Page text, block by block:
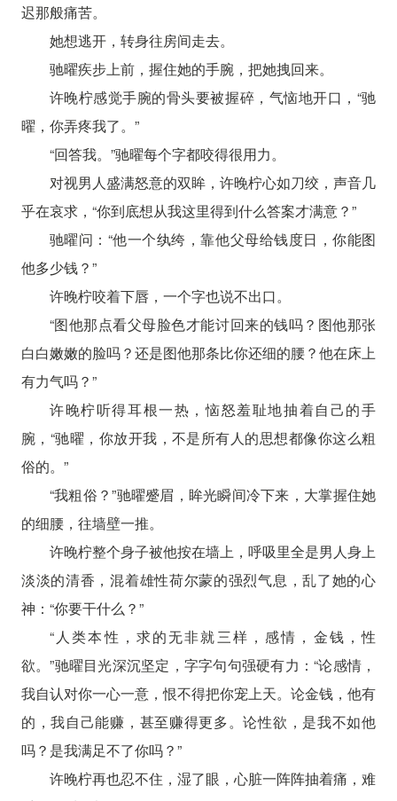
迟那般痛苦。
她想逃开，转身往房间走去。
驰曜疾步上前，握住她的手腕，把她拽回来。
许晚柠感觉手腕的骨头要被握碎，气恼地开口，“驰
曜，你弄疼我了。”
“回答我。”驰曜每个字都咬得很用力。
对视男人盛满怒意的双眸，许晚柠心如刀绞，声音几
乎在哀求，“你到底想从我这里得到什么答案才满意？”
驰曜问：“他一个纨绔，靠他父母给钱度日，你能图
他多少钱？”
许晚柠咬着下唇，一个字也说不出口。
“图他那点看父母脸色才能讨回来的钱吗？图他那张
白白嫩嫩的脸吗？还是图他那条比你还细的腰？他在床上
有力气吗？”
许晚柠听得耳根一热，恼怒羞耻地抽着自己的手
腕，“驰曜，你放开我，不是所有人的思想都像你这么粗
俗的。”
“我粗俗？”驰曜蹙眉，眸光瞬间冷下来，大掌握住她
的细腰，往墙壁一推。
许晚柠整个身子被他按在墙上，呼吸里全是男人身上
淡淡的清香，混着雄性荷尔蒙的强烈气息，乱了她的心
神：“你要干什么？”
“人类本性，求的无非就三样，感情，金钱，性
欲。”驰曜目光深沉坚定，字字句句强硬有力：“论感情，
我自认对你一心一意，恨不得把你宠上天。论金钱，他有
的，我自己能赚，甚至赚得更多。论性欲，是我不如他
吗？是我满足不了你吗？”
许晚柠再也忍不住，湿了眼，心脏一阵阵抽着痛，难